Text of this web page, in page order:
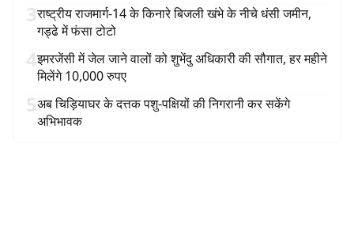
3राष्ट्रीय राजमार्ग-14 के किनारे बिजली खंभे के नीचे धंसी जमीन,
गड्ढे में फंसा टोटो
4इमरजेंसी में जेल जाने वालों को शुभेंदु अधिकारी की सौगात, हर महीने
मिलेंगे 10,000 रुपए
5अब चिड़ियाघर के दत्तक पशु-पक्षियों की निगरानी कर सकेंगे
अभिभावक